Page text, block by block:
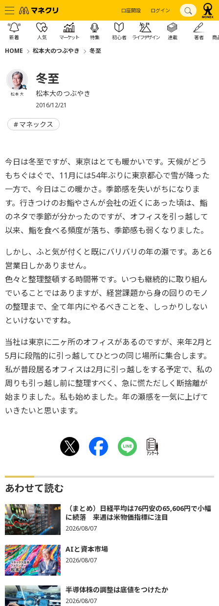
口座開設 ログイン
新着 人気 マーケット 特集 初心者 ライフデザイン 連載 著者 商
HOME 松本大のつぶやき 冬至
松本 大
冬至
松本大のつぶやき
2016/12/21
マネックス
今日は冬至ですが、東京はとても暖かいです。天候がどう
もちぐはぐで、11月には54年ぶりに東京都心で雪が降った
一方で、今日はこの暖かさ。季節感を失いがちになりま
す。行きつけのお鮨やさんが会社の近くにあった頃は、鮨
のネタで季節が分かったのですが、オフィスを引っ越して
以来、鮨を食べる頻度が落ち、季節感も弱くなりました。
しかし、ふと気が付くと既にバリバリの年の瀬です。あと6
営業日しかありません。
色々と整理整頓する時間帯です。いつも継続的に取り組ん
でいることではありますが、経営課題から身の回りのモノ
の整理まで、全て年内にやるべきことを、しっかりしない
といけないですね。
当社は東京に二ヶ所のオフィスがあるのですが、来年2月と
5月に段階的に引っ越してひとつの同じ場所に集合します。
私が普段居るオフィスは2月に引っ越しをする予定で、私の
周りも引っ越し前に整理すべく、急に慌ただしく断捨離が
始まりました。私も始めました。年の瀬感を一気に上げて
いきたいと思います。
ｱﾝｹｰﾄ
あわせて読む
（まとめ）日経平均は76円安の65,606円で小幅
に続落 来週は米物価指標に注目
2026/08/07
AIと資本市場
2026/08/07
半導体株の調整は底値をつけたか
2026/08/07